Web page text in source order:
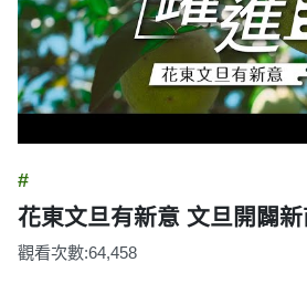
#
花東文旦有新意 文旦開闢
觀看次數:64,458